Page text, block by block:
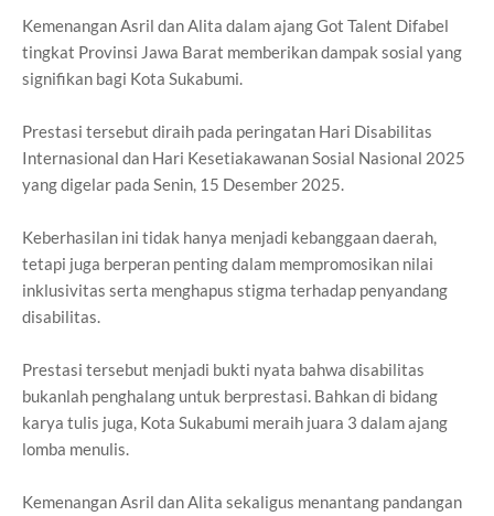
Kemenangan Asril dan Alita dalam ajang Got Talent Difabel
tingkat Provinsi Jawa Barat memberikan dampak sosial yang
signifikan bagi Kota Sukabumi.
Prestasi tersebut diraih pada peringatan Hari Disabilitas
Internasional dan Hari Kesetiakawanan Sosial Nasional 2025
yang digelar pada Senin, 15 Desember 2025.
Keberhasilan ini tidak hanya menjadi kebanggaan daerah,
tetapi juga berperan penting dalam mempromosikan nilai
inklusivitas serta menghapus stigma terhadap penyandang
disabilitas.
Prestasi tersebut menjadi bukti nyata bahwa disabilitas
bukanlah penghalang untuk berprestasi. Bahkan di bidang
karya tulis juga, Kota Sukabumi meraih juara 3 dalam ajang
lomba menulis.
Kemenangan Asril dan Alita sekaligus menantang pandangan